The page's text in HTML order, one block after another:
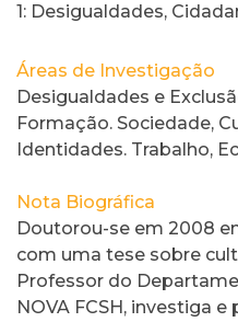
1: Desigualdades,
Áreas de Investigação
Desigualdades e
Formação. Sociedade,
Identidades. Trabalho,
Nota Biográfica
Doutorou-se em 2008
com uma tese sobre
Professor do
NOVA FCSH, investiga